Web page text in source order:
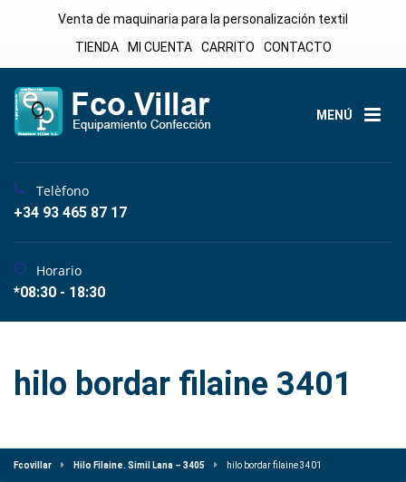
Venta de maquinaria para la personalización textil
TIENDA
MI CUENTA CARRITO CONTACTO
MENÚ
Telèfono
+34 93 465 87 17
Horario
*08:30 - 18:30
hilo bordar filaine 3401
Fcovillar Hilo Filaine. Simil Lana – 3405 hilo bordar filaine 3401